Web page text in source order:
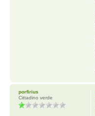
porfirius
Cittadino verde